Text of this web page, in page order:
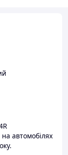
автомобілях